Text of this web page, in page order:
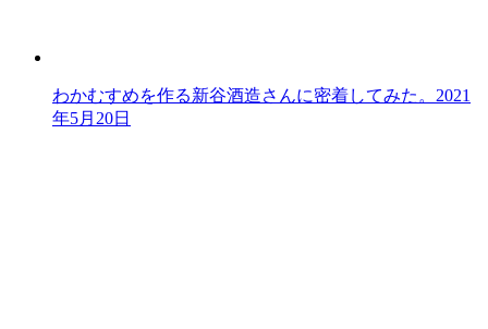
わかむすめを作る新谷酒造さんに密着してみた。 2021
年5月20日